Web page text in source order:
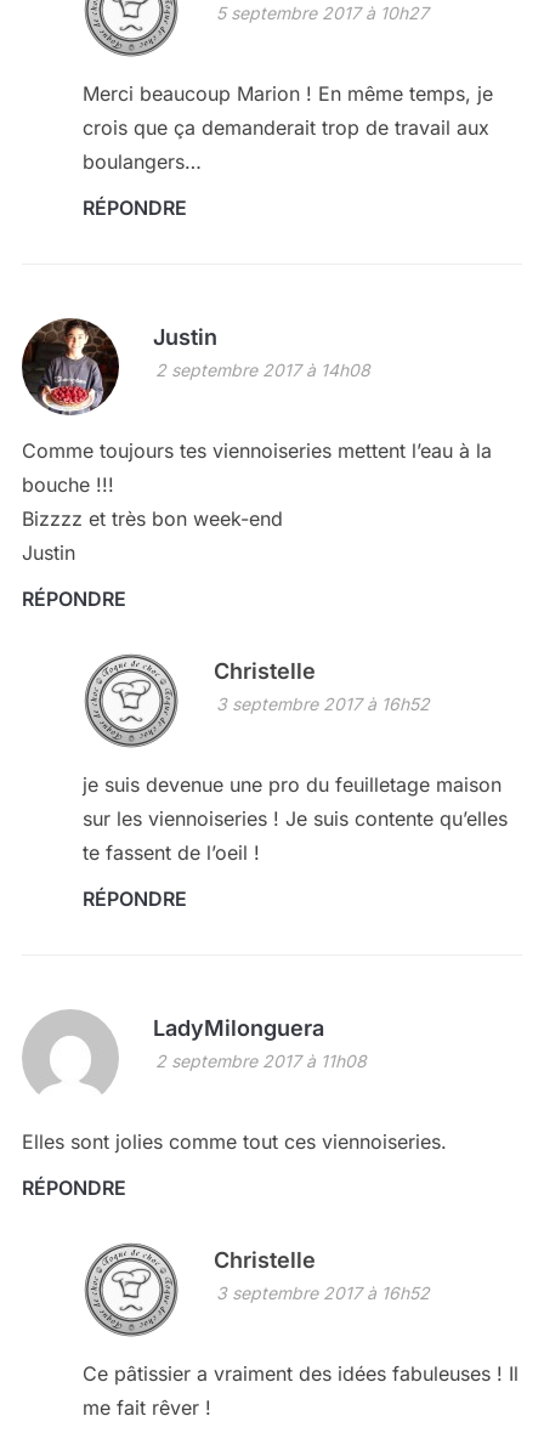
5 septembre 2017 à 10h27
Merci beaucoup Marion ! En même temps, je
crois que ça demanderait trop de travail aux
boulangers…
RÉPONDRE
Justin
2 septembre 2017 à 14h08
Comme toujours tes viennoiseries mettent l’eau à la
bouche !!!
Bizzzz et très bon week-end
Justin
RÉPONDRE
Christelle
3 septembre 2017 à 16h52
je suis devenue une pro du feuilletage maison
sur les viennoiseries ! Je suis contente qu’elles
te fassent de l’oeil !
RÉPONDRE
LadyMilonguera
2 septembre 2017 à 11h08
Elles sont jolies comme tout ces viennoiseries.
RÉPONDRE
Christelle
3 septembre 2017 à 16h52
Ce pâtissier a vraiment des idées fabuleuses ! Il
me fait rêver !